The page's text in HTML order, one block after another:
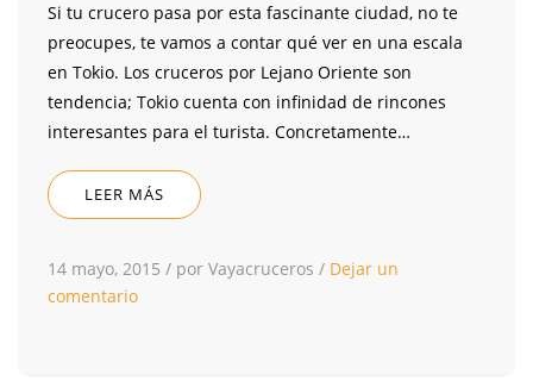
Si tu crucero pasa por esta fascinante ciudad, no te
preocupes, te vamos a contar qué ver en una escala
en Tokio. Los cruceros por Lejano Oriente son
tendencia; Tokio cuenta con infinidad de rincones
interesantes para el turista. Concretamente…
LEER MÁS
14 mayo, 2015 / por Vayacruceros / Dejar un
comentario